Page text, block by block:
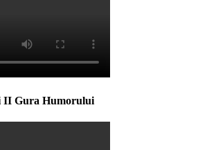
II Gura Humorului